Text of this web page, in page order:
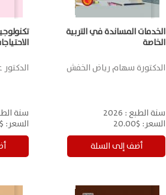
الخدمات المساندة في التربية
الخاصة
الدكتورة سهام رياض الخفش
سنة الطبع : 2026
السعر: $20.00
سنة
السعر: $17.50